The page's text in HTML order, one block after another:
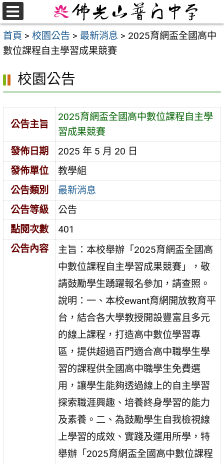
跳
至
主
要
首頁 > 校園公告 > 最新消息 > 2025育網盃全國高中
數位課程自主學習成果競賽
校園公告
公告主旨
2025育網盃全國高中數位課程自主學
習成果競賽
發佈日期
2025 年 5 月 20 日
發佈單位
教學組
公告類別
最新消息
公告等級
公告
點閱次數
401
公告內容
主旨：本校舉辦「2025育網盃全國高
中數位課程自主學習成果競賽」，敬
請鼓勵學生踴躍報名參加，請查照。
說明：一、本校ewant育網開放教育平
台，結合各大學教授開設豐富且多元
的線上課程，打造高中數位學習專
區，提供超過百門適合高中職學生學
習的課程供全國高中職學生免費選
用，讓學生能夠透過線上的自主學習
探索職涯興趣、培養終身學習的能力
及素養。二、為鼓勵學生自我檢視線
上學習的成效、實踐及運用所學，特
舉辦「2025育網盃全國高中數位課程
選
單